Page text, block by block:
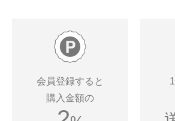
会員登録すると
購入金額の